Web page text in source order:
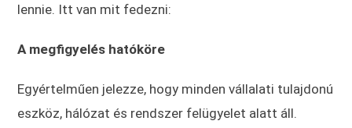
lennie. Itt van mit fedezni:
A megfigyelés hatóköre
Egyértelműen jelezze, hogy minden vállalati tulajdonú
eszköz, hálózat és rendszer felügyelet alatt áll.